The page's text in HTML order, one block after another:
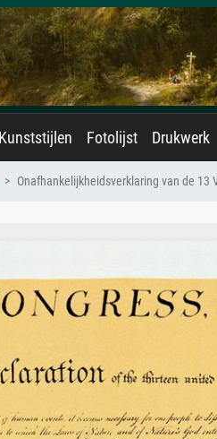
Kunststijlen Fotolijst Drukwerk
Onafhankelijkheidsverklaring van de 13